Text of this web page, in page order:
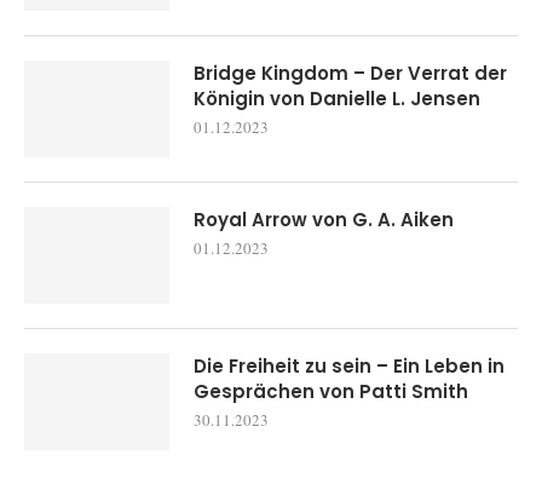
Bridge Kingdom – Der Verrat der
Königin von Danielle L. Jensen
01.12.2023
Royal Arrow von G. A. Aiken
01.12.2023
Die Freiheit zu sein – Ein Leben in
Gesprächen von Patti Smith
30.11.2023